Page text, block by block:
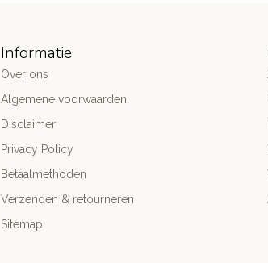
Informatie
Over ons
Algemene voorwaarden
Disclaimer
Privacy Policy
Betaalmethoden
Verzenden & retourneren
Sitemap